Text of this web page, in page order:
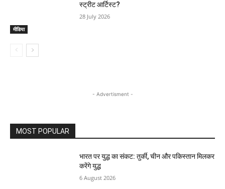
मीडिया
स्ट्रीट आर्टिस्ट?
28 July 2026
- Advertisment -
MOST POPULAR
भारत पर युद्ध का संकट: तुर्की, चीन और पकिस्तान मिलकर
करेंगे युद्ध
6 August 2026